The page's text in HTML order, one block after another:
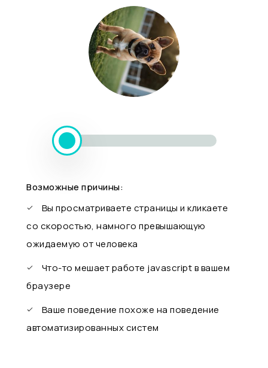
Возможные причины:
Вы просматриваете страницы и кликаете
со скоростью, намного превышающую
ожидаемую от человека
Что-то мешает работе javascript в вашем
браузере
Ваше поведение похоже на поведение
автоматизированных систем